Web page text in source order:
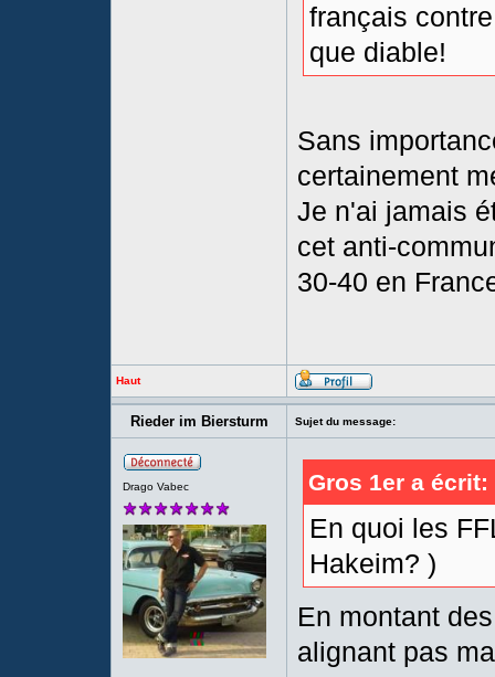
français
que diable!
Sans
certainement
Je n'ai jamais
cet anti-
30-40 en
Haut
Rieder im Biersturm Sujet du message:
Drago Vabec Gros 1er a écrit:
En quoi les
Hakeim? )
En montant
alignant pas